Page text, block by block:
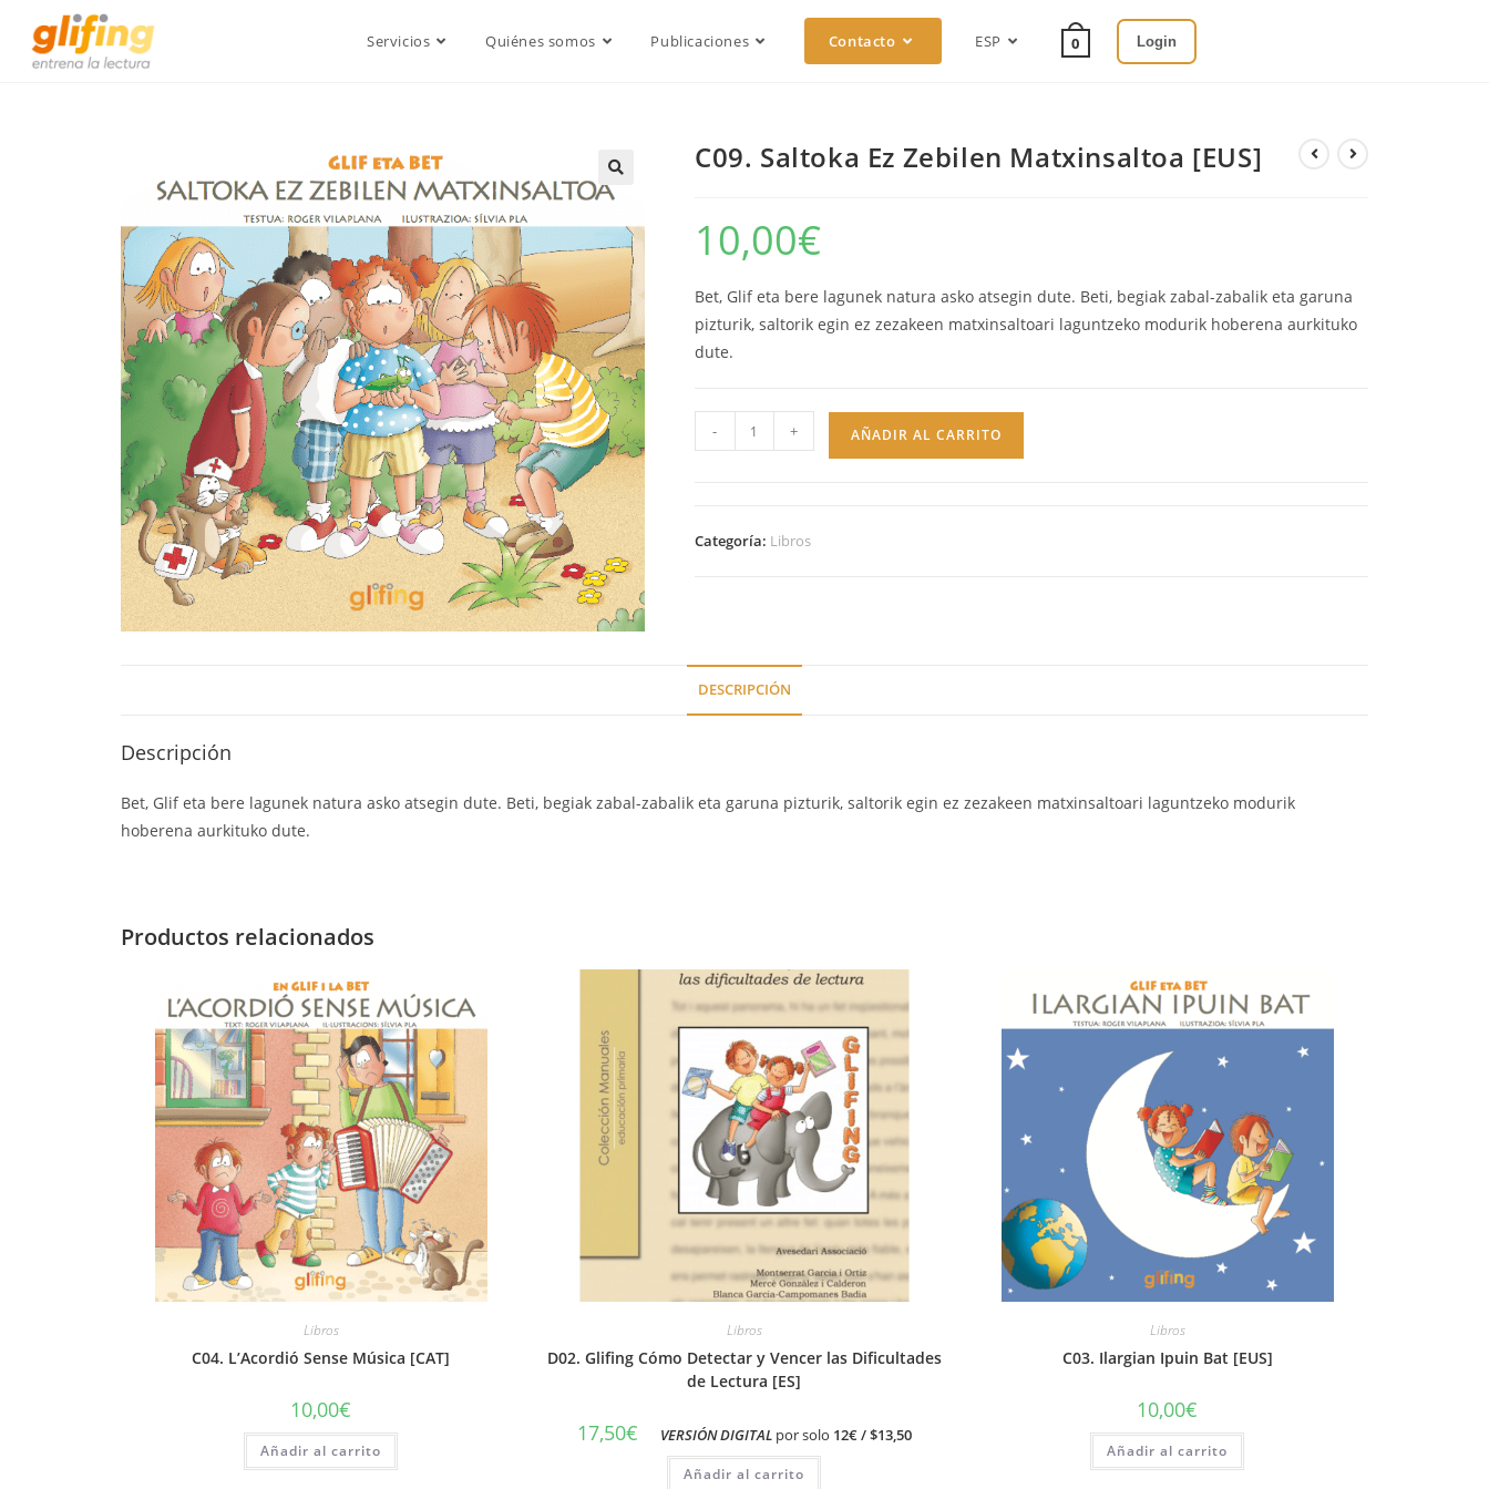
Servicios Quiénes somos Publicaciones Contacto ESP 0 Login
C09. Saltoka Ez Zebilen Matxinsaltoa [EUS]
10,00€
Bet, Glif eta bere lagunek natura asko atsegin dute. Beti, begiak zabal-zabalik eta garuna
pizturik, saltorik egin ez zezakeen matxinsaltoari laguntzeko modurik hoberena aurkituko
dute.
- + AÑADIR AL CARRITO
Categoría: Libros
DESCRIPCIÓN
Descripción
Bet, Glif eta bere lagunek natura asko atsegin dute. Beti, begiak zabal-zabalik eta garuna pizturik, saltorik egin ez zezakeen matxinsaltoari laguntzeko modurik
hoberena aurkituko dute.
Productos relacionados
Libros
C04. L’Acordió Sense Música [CAT]
10,00€
Añadir al carrito
Libros
D02. Glifing Cómo Detectar y Vencer las Dificultades
de Lectura [ES]
17,50€ VERSIÓN DIGITALpor solo 12€ / $13,50
Añadir al carrito
Libros
C03. Ilargian Ipuin Bat [EUS]
10,00€
Añadir al carrito